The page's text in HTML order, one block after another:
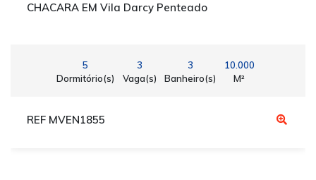
CHACARA EM Vila Darcy Penteado
5
Dormitório(s)
3
Vaga(s)
3
Banheiro(s)
10.000
M²
REF MVEN1855